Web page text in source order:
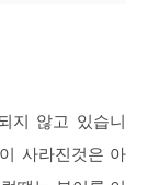
지 않고 있습니
사라진것은 아